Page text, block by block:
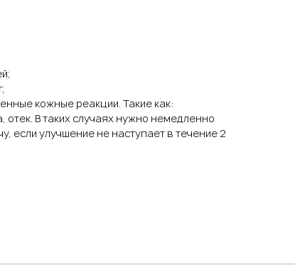
кожные реакции. Такие как:
отек. В таких случаях нужно немедленно
если улучшение не наступает в течение 2